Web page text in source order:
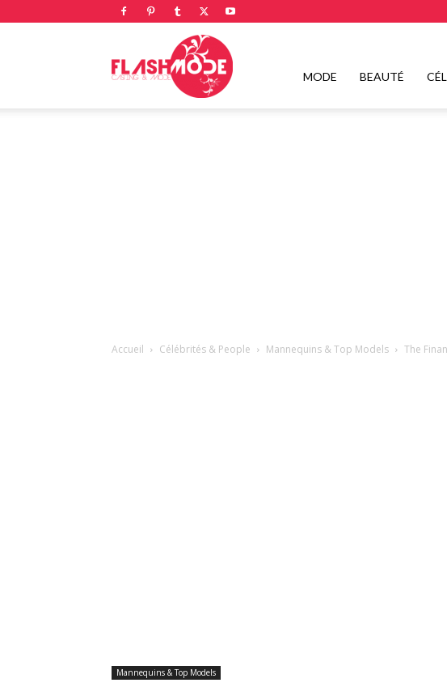
Flashmode
MODE BEAUTÉ
Accueil Célébrités & People Mannequins & Top Models The
Mannequins & Top Models